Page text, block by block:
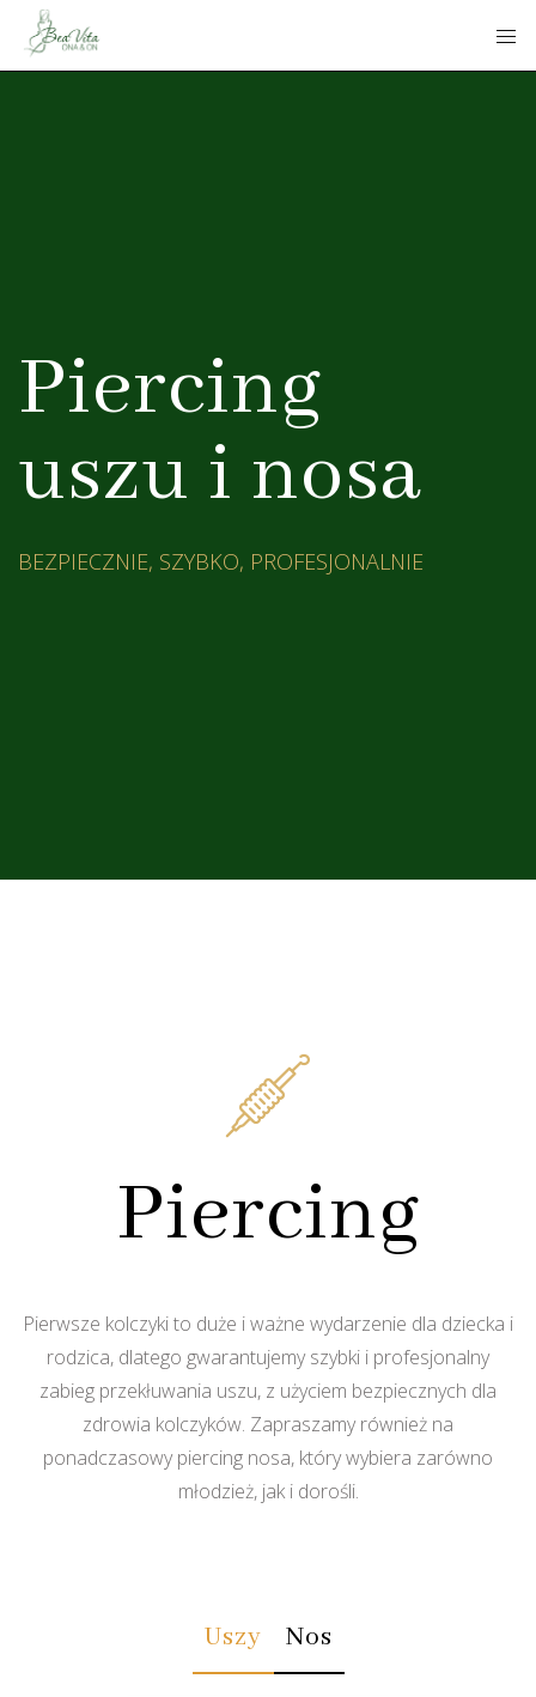
Piercing
uszu i nosa
BEZPIECZNIE, SZYBKO, PROFESJONALNIE
Piercing
Pierwsze kolczyki to duże i ważne wydarzenie dla dziecka i
rodzica, dlatego gwarantujemy szybki i profesjonalny
zabieg przekłuwania uszu, z użyciem bezpiecznych dla
zdrowia kolczyków. Zapraszamy również na
ponadczasowy piercing nosa, który wybiera zarówno
młodzież, jak i dorośli.
Uszy Nos